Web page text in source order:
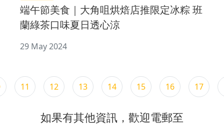
端午節美食｜大角咀烘焙店推限定冰粽 班
蘭綠茶口味夏日透心涼
29 May 2024
11 12 13 14 15 16 17
如果有其他資訊，歡迎電郵至